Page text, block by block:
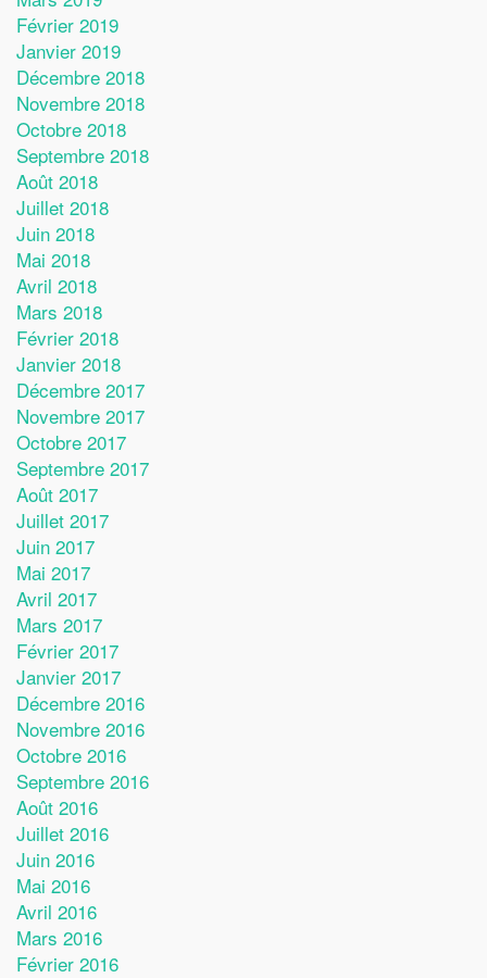
Février 2019
Janvier 2019
Décembre 2018
Novembre 2018
Octobre 2018
Septembre 2018
Août 2018
Juillet 2018
Juin 2018
Mai 2018
Avril 2018
Mars 2018
Février 2018
Janvier 2018
Décembre 2017
Novembre 2017
Octobre 2017
Septembre 2017
Août 2017
Juillet 2017
Juin 2017
Mai 2017
Avril 2017
Mars 2017
Février 2017
Janvier 2017
Décembre 2016
Novembre 2016
Octobre 2016
Septembre 2016
Août 2016
Juillet 2016
Juin 2016
Mai 2016
Avril 2016
Mars 2016
Février 2016